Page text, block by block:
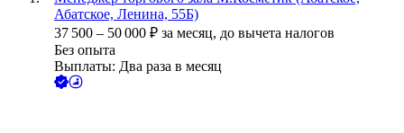
Абатское, Ленина, 55Б)
37 500 – 50 000 ₽ за месяц, до вычета налогов
Без опыта
Выплаты: Два раза в месяц